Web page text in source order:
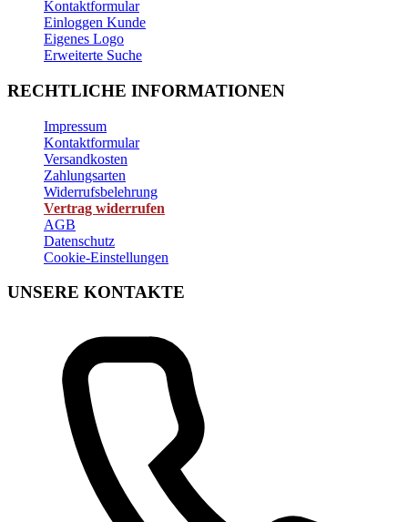
Kontaktformular
Einloggen Kunde
Eigenes Logo
Erweiterte Suche
RECHTLICHE INFORMATIONEN
Impressum
Kontaktformular
Versandkosten
Zahlungsarten
Widerrufsbelehrung
Vertrag widerrufen
AGB
Datenschutz
Cookie-Einstellungen
UNSERE KONTAKTE